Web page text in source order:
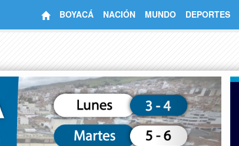
BOYACÁ NACIÓN MUNDO DEPORTES
Next